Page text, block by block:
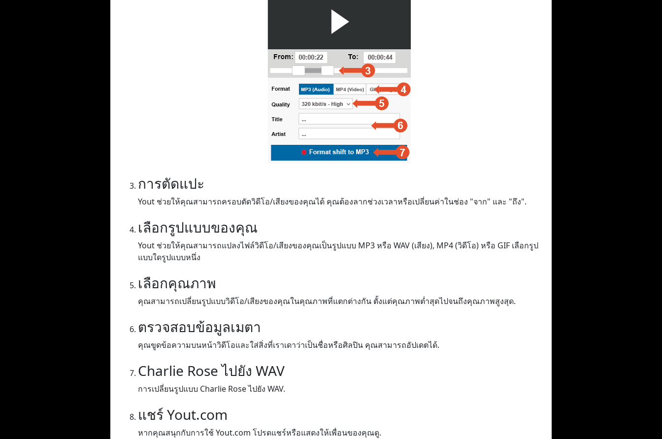
การตัดแปะ
Yout ช่วยให้คุณสามารถครอบตัดวิดีโอ/เสียงของคุณได้ คุณต้องลากช่วงเวลาหรือเปลี่ยนค่าในช่อง "จาก" และ "ถึง".
เลือกรูปแบบของคุณ
Yout ช่วยให้คุณสามารถแปลงไฟล์วิดีโอ/เสียงของคุณเป็นรูปแบบ MP3 หรือ WAV (เสียง), MP4 (วิดีโอ) หรือ GIF เลือกรูป
แบบใดรูปแบบหนึ่ง
เลือกคุณภาพ
คุณสามารถเปลี่ยนรูปแบบวิดีโอ/เสียงของคุณในคุณภาพที่แตกต่างกัน ตั้งแต่คุณภาพต่ำสุดไปจนถึงคุณภาพสูงสุด.
ตรวจสอบข้อมูลเมตา
คุณขูดข้อความบนหน้าวิดีโอและใส่สิ่งที่เราเดาว่าเป็นชื่อหรือศิลปิน คุณสามารถอัปเดตได้.
Charlie Rose ไปยัง WAV
การเปลี่ยนรูปแบบ Charlie Rose ไปยัง WAV.
แชร์ Yout.com
หากคุณสนุกกับการใช้ Yout.com โปรดแชร์หรือแสดงให้เพื่อนของคุณดู.